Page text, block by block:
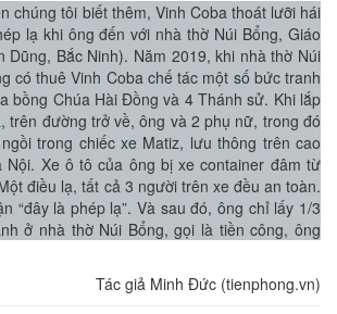
chúng tôi biết thêm, Vinh Coba thoát lưỡi hái
lạ khi ông đến với nhà thờ Núi Bổng, Giáo
Dũng, Bắc Ninh). Năm 2019, khi nhà thờ Núi
có thuê Vinh Coba chế tác một số bức tranh
bồng Chúa Hài Đồng và 4 Thánh sử. Khi lắp
trên đường trởvề, ông và 2 phụ nữ, trong đó
trong chiếc xe Matiz, lưu thông trên cao
Nội. Xe ô tô của ông bị xe container đâm từ
điều lạ, tất cả 3 người trên xe đều an toàn.
“đây là phép lạ”. Và sau đó, ông chỉ lấy 1/3
ở nhà thờ Núi Bổng, gọi là tiền công, ông
Tác giả Minh Đức (tienphong.vn)